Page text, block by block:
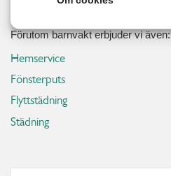
Förutom barnvakt erbjuder vi även:
Hemservice
Fönsterputs
Flyttstädning
Städning